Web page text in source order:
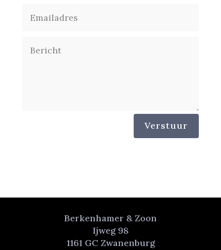
Verstuur
Berkenhamer & Zoon
Ijweg 98
1161 GC Zwanenburg